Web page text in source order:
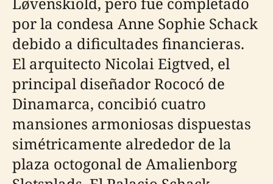
por la condesa Anne Sophie Schack
debido a dificultades financieras.
El arquitecto Nicolai Eigtved, el
principal diseñador Rococó de
Dinamarca, concibió cuatro
mansiones armoniosas dispuestas
simétricamente alrededor de la
plaza octogonal de Amalienborg